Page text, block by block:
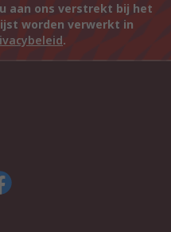
aan ons verstrekt bij het
worden verwerkt in
.